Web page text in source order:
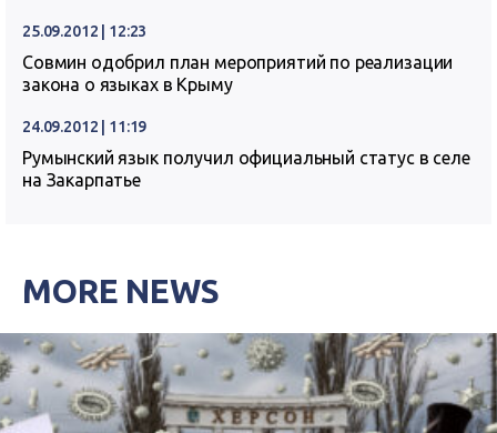
25.09.2012 | 12:23
Совмин одобрил план мероприятий по реализации
закона о языках в Крыму
24.09.2012 | 11:19
Румынский язык получил официальный статус в селе
на Закарпатье
MORE NEWS